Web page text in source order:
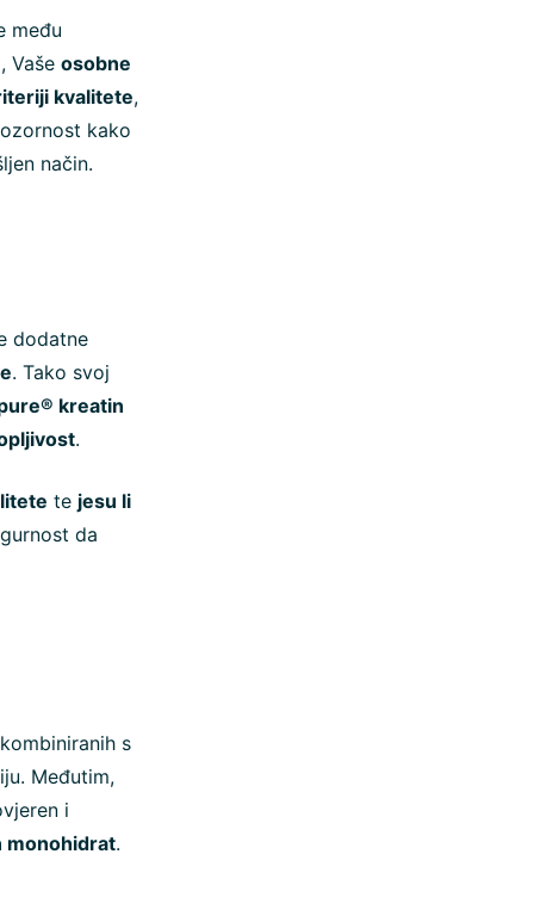
među
Vaše osobne
kvalitete,
kako
način.
dodatne
. Tako svoj
kreatin
.
te jesu li
da
s
Međutim,
i
monohidrat.